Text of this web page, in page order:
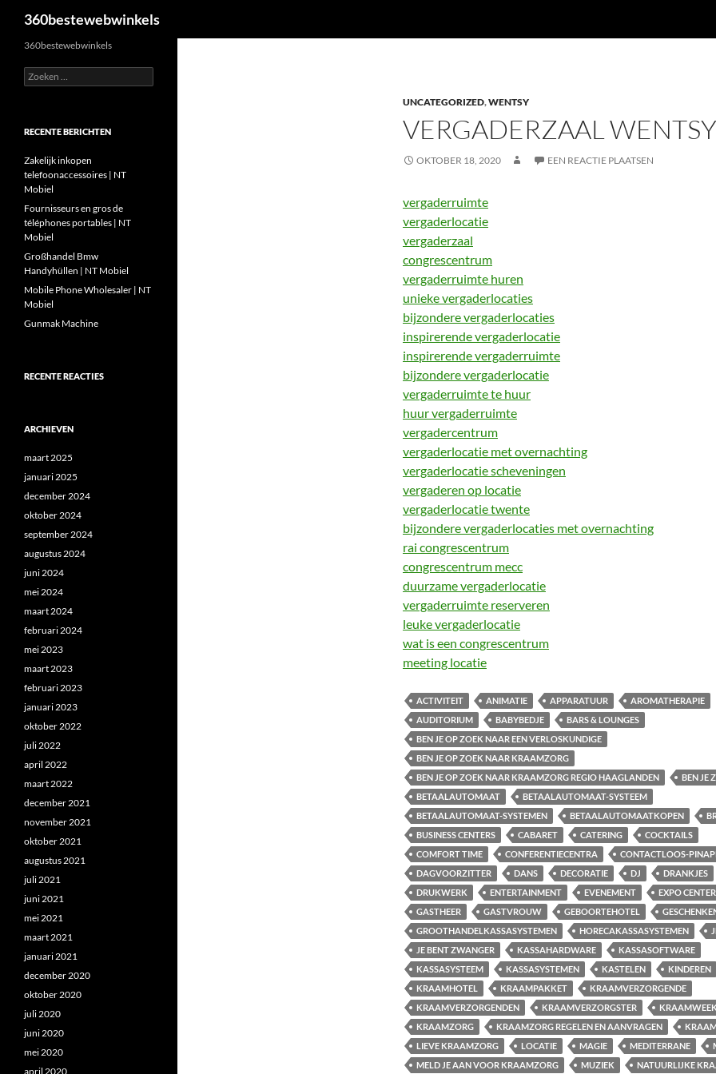
360bestewebwinkels
UNCATEGORIZED,WENTSY
VERGADERZAAL WENTSY
OKTOBER 18, 2020 EEN REACTIE PLAATSEN
vergaderruimte
vergaderlocatie
vergaderzaal
congrescentrum
vergaderruimte huren
unieke vergaderlocaties
bijzondere vergaderlocaties
inspirerende vergaderlocatie
inspirerende vergaderruimte
bijzondere vergaderlocatie
vergaderruimte te huur
huur vergaderruimte
vergadercentrum
vergaderlocatie met overnachting
vergaderlocatie scheveningen
vergaderen op locatie
vergaderlocatie twente
bijzondere vergaderlocaties met overnachting
rai congrescentrum
congrescentrum mecc
duurzame vergaderlocatie
vergaderruimte reserveren
leuke vergaderlocatie
wat is een congrescentrum
meeting locatie
ACTIVITEIT ANIMATIE APPARATUUR
AROMATHERAPIE
AUDITORIUM
BABYBEDJE
BARS & LOUNGES
BEN JE OP ZOEK NAAR EEN VERLOSKUNDIGE
BEN JE OP ZOEK NAAR KRAAMZORG
BEN JE OP ZOEK NAAR KRAAMZORG REGIO HAAGLANDEN
BEN JE
BETAALAUTOMAAT
BETAALAUTOMAAT-SYSTEEM
BETAALAUTOMAAT-SYSTEMEN
BETAALAUTOMAATKOPEN
BUSINESS CENTERS
CABARET CATERING
COCKTAILS
COMFORT TIME
CONFERENTIECENTRA
CONTACTLOOS-
DAGVOORZITTER
DANS DECORATIE DJ
DRANKJES
DRUKWERK
ENTERTAINMENT EVENEMENT
EXPO
GASTHEER
GASTVROUW GEBOORTEHOTEL
GROOTHANDELKASSASYSTEMEN
HORECAKASSASYSTEMEN
JE BENT ZWANGER
KASSAHARDWARE
KASSASOFTWARE
KASSASYSTEEM
KASSASYSTEMEN KASTELEN
KINDEREN
KRAAMHOTEL
KRAAMPAKKET
KRAAMVERZORGENDE
KRAAMVERZORGENDEN
KRAAMVERZORGSTER
KRAAMZORG
KRAAMZORG REGELEN EN AANVRAGEN
LIEVE KRAAMZORG
LOCATIE MAGIE MEDITERRANE
MELD JE AAN VOOR KRAAMZORG
MUZIEK
NATUURLIJKE
360bestewebwinkels
Zoeken
naar:
RECENTE BERICHTEN
Zakelijk inkopen
telefoonaccessoires | NT
Mobiel
Fournisseurs en gros de
téléphones portables | NT
Mobiel
Großhandel Bmw
Handyhüllen | NT Mobiel
Mobile Phone Wholesaler | NT
Mobiel
Gunmak Machine
RECENTE REACTIES
ARCHIEVEN
maart 2025
januari 2025
december 2024
oktober 2024
september 2024
augustus 2024
juni 2024
mei 2024
maart 2024
februari 2024
mei 2023
maart 2023
februari 2023
januari 2023
oktober 2022
juli 2022
april 2022
maart 2022
december 2021
november 2021
oktober 2021
augustus 2021
juli 2021
juni 2021
mei 2021
maart 2021
januari 2021
december 2020
oktober 2020
juli 2020
juni 2020
mei 2020
april 2020